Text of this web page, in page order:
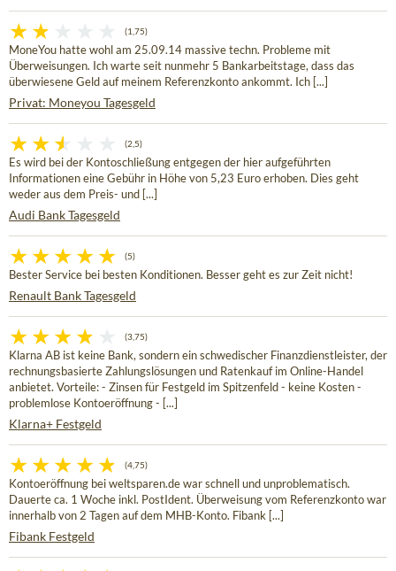
(1,75)
MoneYou hatte wohl am 25.09.14 massive techn. Probleme mit
Überweisungen. Ich warte seit nunmehr 5 Bankarbeitstage, dass das
überwiesene Geld auf meinem Referenzkonto ankommt. Ich [...]
Privat: Moneyou Tagesgeld
(2,5)
Es wird bei der Kontoschließung entgegen der hier aufgeführten
Informationen eine Gebühr in Höhe von 5,23 Euro erhoben. Dies geht
weder aus dem Preis- und [...]
Audi Bank Tagesgeld
(5)
Bester Service bei besten Konditionen. Besser geht es zur Zeit nicht!
Renault Bank Tagesgeld
(3,75)
Klarna AB ist keine Bank, sondern ein schwedischer Finanzdienstleister, der
rechnungsbasierte Zahlungslösungen und Ratenkauf im Online-Handel
anbietet. Vorteile: - Zinsen für Festgeld im Spitzenfeld - keine Kosten -
problemlose Kontoeröffnung - [...]
Klarna+ Festgeld
(4,75)
Kontoeröffnung bei weltsparen.de war schnell und unproblematisch.
Dauerte ca. 1 Woche inkl. PostIdent. Überweisung vom Referenzkonto war
innerhalb von 2 Tagen auf dem MHB-Konto. Fibank [...]
Fibank Festgeld